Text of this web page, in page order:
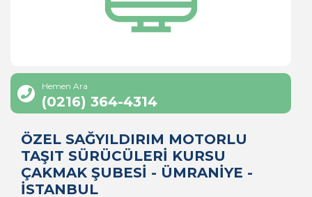
Hemen Ara
(0216) 364-4314
ÖZEL SAĞYILDIRIM MOTORLU
TAŞIT SÜRÜCÜLERİ KURSU
ÇAKMAK ŞUBESİ - ÜMRANİYE -
İSTANBUL